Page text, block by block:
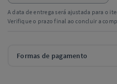
A data de entrega será ajustada para o
Verifique o prazo final ao concluir a
Formas de pagamento